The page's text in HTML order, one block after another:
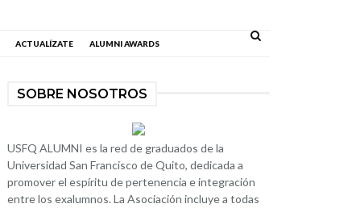
ACTUALÍZATE ALUMNI AWARDS
SOBRE NOSOTROS
USFQ ALUMNI es la red de graduados de la
Universidad San Francisco de Quito, dedicada a
promover el espíritu de pertenencia e integración
entre los exalumnos. La Asociación incluye a todas